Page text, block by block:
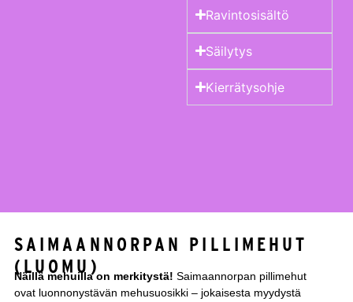
Ravintosisältö
Säilytys
Kierrätysohje
SAIMAANNORPAN PILLIMEHUT
(LUOMU)
Näillä mehuilla on merkitystä! Saimaannorpan pillimehut
ovat luonnonystävän mehusuosikki – jokaisesta myydystä